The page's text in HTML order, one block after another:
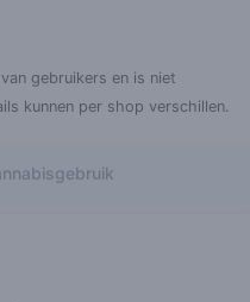
gebruikers en is niet
kunnen per shop verschillen.